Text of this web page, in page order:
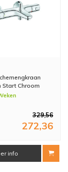
Start Chroom
329,56
272,36
info